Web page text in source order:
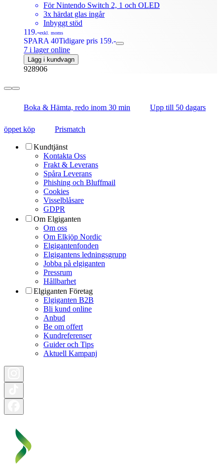
För Nintendo Switch 2, 1 och OLED
3x härdat glas ingår
Inbyggt stöd
119.-exkl. moms
SPARA 40Tidigare pris 159.-
7 i lager online
Lägg i kundvagn
928906
Boka & Hämta, redo inom 30 min Upp till 50 dagars
öppet köp Prismatch
Kundtjänst
Kontakta Oss
Frakt & Leverans
Spåra Leverans
Phishing och Bluffmail
Cookies
Visselblåsare
GDPR
Om Elgiganten
Om oss
Om Elkjöp Nordic
Elgigantenfonden
Elgigantens ledningsgrupp
Jobba på elgiganten
Pressrum
Hållbarhet
Elgiganten Företag
Elgiganten B2B
Bli kund online
Anbud
Be om offert
Kundreferenser
Guider och Tips
Aktuell Kampanj